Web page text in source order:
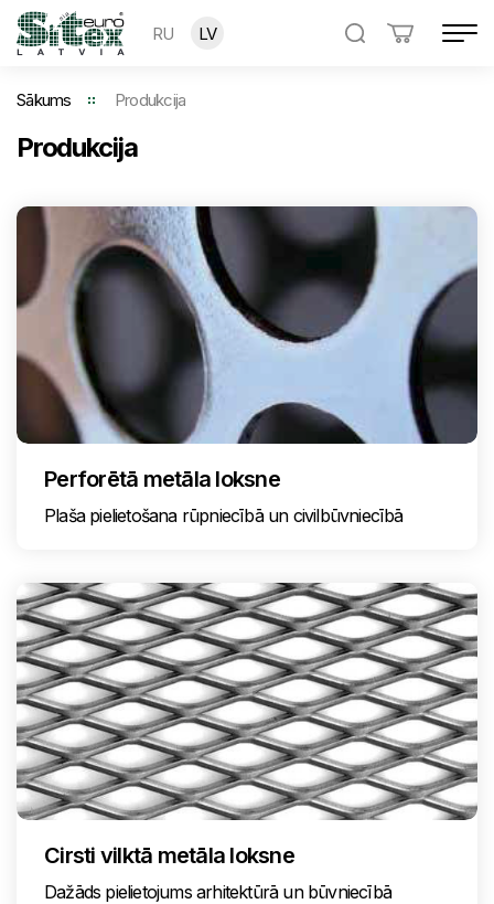
RU LV
Sākums Produkcija
Produkcija
Perforētā metāla loksne
Plaša pielietošana rūpniecībā un civilbūvniecībā
Cirsti vilktā metāla loksne
Dažāds pielietojums arhitektūrā un būvniecībā